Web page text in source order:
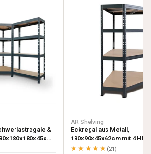
&
AR Shelving
Eckregal aus Metall,
180x90x45x62cm mit 4
anthrazitgrau
★★★★★ (21)